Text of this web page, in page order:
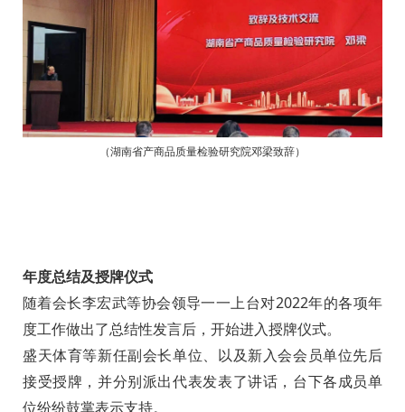
（湖南省产商品质量检验研究院邓梁致辞）
年度总结及授牌仪式
随着会长李宏武等协会领导一一上台对2022年的各项年
度工作做出了总结性发言后，开始进入授牌仪式。
盛天体育等新任副会长单位、以及新入会会员单位先后
接受授牌，并分别派出代表发表了讲话，台下各成员单
位纷纷鼓掌表示支持。